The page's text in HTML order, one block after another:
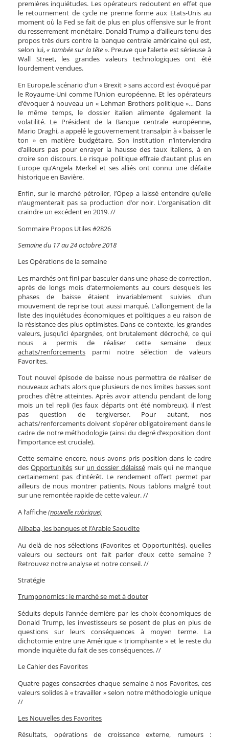
premières inquiétudes. Les opérateurs redoutent en effet que
le retournement de cycle ne prenne forme aux Etats-Unis au
moment où la Fed se fait de plus en plus offensive sur le front
du resserrement monétaire. Donald Trump a d’ailleurs tenu des
propos très durs contre la banque centrale américaine qui est,
selon lui,« tombée sur la tête ». Preuve que l’alerte est sérieuse à
Wall Street, les grandes valeurs technologiques ont été
lourdement vendues.
En Europe,le scénario d’un « Brexit » sans accord est évoqué par
le Royaume-Uni comme l’Union européenne. Et les opérateurs
d’évoquer à nouveau un « Lehman Brothers politique »… Dans
le même temps, le dossier italien alimente également la
volatilité. Le Président de la Banque centrale européenne,
Mario Draghi, a appelé le gouvernement transalpin à « baisser le
ton » en matière budgétaire. Son institution n’interviendra
d’ailleurs pas pour enrayer la hausse des taux italiens, à en
croire son discours. Le risque politique effraie d’autant plus en
Europe qu’Angela Merkel et ses alliés ont connu une défaite
historique en Bavière.
Enfin, sur le marché pétrolier, l’Opep a laissé entendre qu’elle
n’augmenterait pas sa production d’or noir. L’organisation dit
craindre un excédent en 2019. //
Sommaire Propos Utiles #2826
Semaine du 17 au 24 octobre 2018
Les Opérations de la semaine
Les marchés ont fini par basculer dans une phase de correction,
après de longs mois d’atermoiements au cours desquels les
phases de baisse étaient invariablement suivies d’un
mouvement de reprise tout aussi marqué. L’allongement de la
liste des inquiétudes économiques et politiques a eu raison de
la résistance des plus optimistes. Dans ce contexte, les grandes
valeurs, jusqu’ici épargnées, ont brutalement décroché, ce qui
nous a permis de réaliser cette semaine deux
achats/renforcements parmi notre sélection de valeurs
Favorites.
Tout nouvel épisode de baisse nous permettra de réaliser de
nouveaux achats alors que plusieurs de nos limites basses sont
proches d’être atteintes. Après avoir attendu pendant de long
mois un tel repli (les faux départs ont été nombreux), il n’est
pas question de tergiverser. Pour autant, nos
achats/renforcements doivent s’opérer obligatoirement dans le
cadre de notre méthodologie (ainsi du degré d’exposition dont
l’importance est cruciale).
Cette semaine encore, nous avons pris position dans le cadre
desOpportunités sur un dossier délaissémais qui ne manque
certainement pas d’intérêt. Le rendement offert permet par
ailleurs de nous montrer patients. Nous tablons malgré tout
sur une remontée rapide de cette valeur. //
A l’affiche(nouvelle rubrique)
Alibaba, les banques et l’Arabie Saoudite
Au delà de nos sélections (Favorites et Opportunités), quelles
valeurs ou secteurs ont fait parler d’eux cette semaine ?
Retrouvez notre analyse et notre conseil. //
Stratégie
Trumponomics : le marché se met à douter
Séduits depuis l’année dernière par les choix économiques de
Donald Trump, les investisseurs se posent de plus en plus de
questions sur leurs conséquences à moyen terme. La
dichotomie entre une Amérique « triomphante » et le reste du
monde inquiète du fait de ses conséquences. //
Le Cahier des Favorites
Quatre pages consacrées chaque semaine à nos Favorites, ces
valeurs solides à « travailler » selon notre méthodologie unique
//
Les Nouvelles des Favorites
Résultats, opérations de croissance externe, rumeurs :